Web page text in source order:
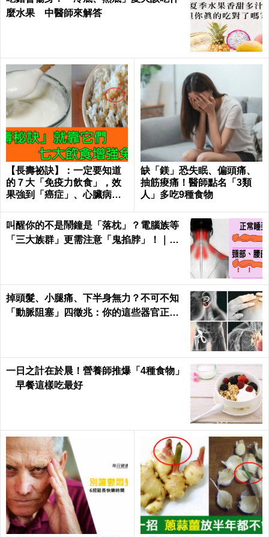
麼水果 中醫師來解答
【長壽祕訣】：一定要知道
的７大「免疫力飲食」，效
果強到「癌症」、心臟病、
alth
缺「鎂」恐失眠、偏頭痛、
抽筋痠痛！醫師點名「3類
人」多吃9種食物
叫醒你的不是鬧鐘是「落枕」？電腦族等
「三大族群」更需注意「鬼掐脖」！｜每
掉頭髮、小腿痛、下半身無力？不可不知
「動脈阻塞」四徵兆：你的這些器官正在
一日之計在於晨！營養師推爆「4種食物」
早餐這樣吃最好